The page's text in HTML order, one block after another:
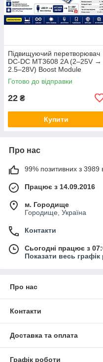
Підвищуючий перетворювач
DC-DC MT3608 2A (2–25V →
2.5–28V) Boost Module
Готово до відправки
22 ₴
Купити
Про нас
99% позитивних з 3989
Працює з 14.09.2016
м. Городище
Городище, Україна
Контакти
Сьогодні працює з
Показати весь графік
Про нас
Контакти
Доставка та оплата
Графік роботи